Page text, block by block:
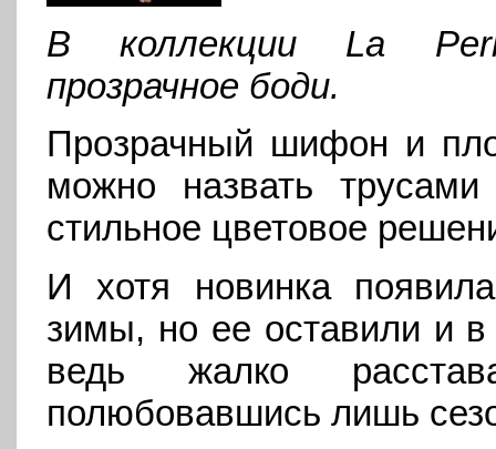
В коллекции La
прозрачное боди.
Прозрачный шифон и
можно назвать
стильное цветовое
И хотя новинка
зимы, но ее оставили и
ведь жалко
полюбовавшись лишь